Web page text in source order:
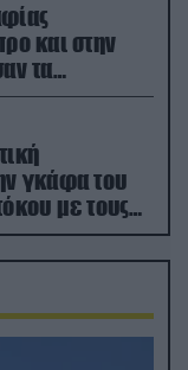
και στην
τα
γκάφα του
με τους